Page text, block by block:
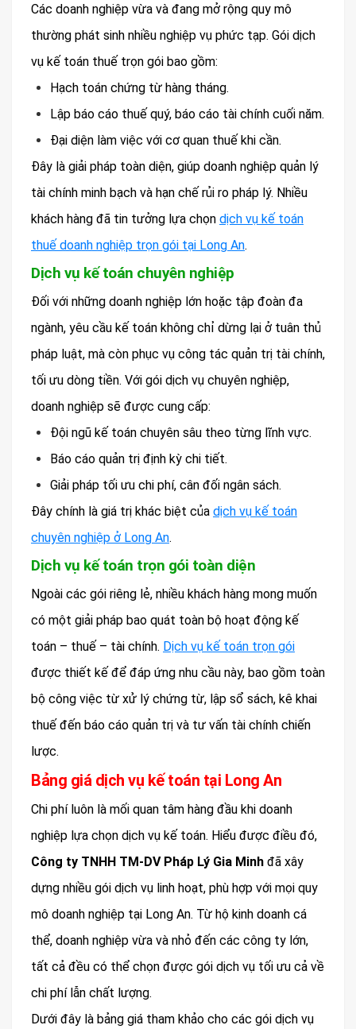
Các doanh nghiệp vừa và đang mở rộng quy mô
thường phát sinh nhiều nghiệp vụ phức tạp. Gói dịch
vụ kế toán thuế trọn gói bao gồm:
Hạch toán chứng từ hàng tháng.
Lập báo cáo thuế quý, báo cáo tài chính cuối năm.
Đại diện làm việc với cơ quan thuế khi cần.
Đây là giải pháp toàn diện, giúp doanh nghiệp quản lý
tài chính minh bạch và hạn chế rủi ro pháp lý. Nhiều
khách hàng đã tin tưởng lựa chọn dịch vụ kế toán
thuế doanh nghiệp trọn gói tại Long An.
Dịch vụ kế toán chuyên nghiệp
Đối với những doanh nghiệp lớn hoặc tập đoàn đa
ngành, yêu cầu kế toán không chỉ dừng lại ở tuân thủ
pháp luật, mà còn phục vụ công tác quản trị tài chính,
tối ưu dòng tiền. Với gói dịch vụ chuyên nghiệp,
doanh nghiệp sẽ được cung cấp:
Đội ngũ kế toán chuyên sâu theo từng lĩnh vực.
Báo cáo quản trị định kỳ chi tiết.
Giải pháp tối ưu chi phí, cân đối ngân sách.
Đây chính là giá trị khác biệt của dịch vụ kế toán
chuyên nghiệp ở Long An.
Dịch vụ kế toán trọn gói toàn diện
Ngoài các gói riêng lẻ, nhiều khách hàng mong muốn
có một giải pháp bao quát toàn bộ hoạt động kế
toán – thuế – tài chính. Dịch vụ kế toán trọn gói
được thiết kế để đáp ứng nhu cầu này, bao gồm toàn
bộ công việc từ xử lý chứng từ, lập sổ sách, kê khai
thuế đến báo cáo quản trị và tư vấn tài chính chiến
lược.
Bảng giá dịch vụ kế toán tại Long An
Chi phí luôn là mối quan tâm hàng đầu khi doanh
nghiệp lựa chọn dịch vụ kế toán. Hiểu được điều đó,
Công ty TNHH TM-DV Pháp Lý Gia Minh đã xây
dựng nhiều gói dịch vụ linh hoạt, phù hợp với mọi quy
mô doanh nghiệp tại Long An. Từ hộ kinh doanh cá
thể, doanh nghiệp vừa và nhỏ đến các công ty lớn,
tất cả đều có thể chọn được gói dịch vụ tối ưu cả về
chi phí lẫn chất lượng.
Dưới đây là bảng giá tham khảo cho các gói dịch vụ